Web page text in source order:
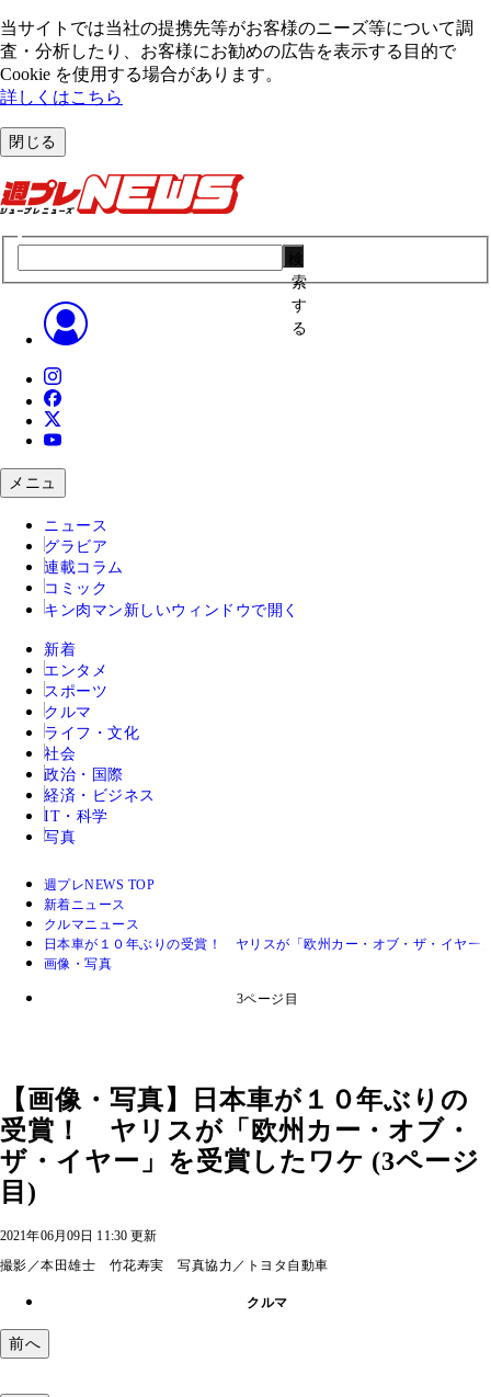
当サイトでは当社の提携先等がお客様のニーズ等について調
査・分析したり、お客様にお勧めの広告を表⽰する⽬的で
Cookie を使⽤する場合があります。
詳しくはこちら
閉じる
索
す
る
メニュ
ニュース
グラビア
連載コラム
コミック
キン肉マン 新しいウィンドウで開く
新着
エンタメ
スポーツ
クルマ
ライフ・文化
社会
政治・国際
経済・ビジネス
IT・科学
写真
週プレNEWS TOP
新着ニュース
クルマニュース
日本車が１０年ぶりの受賞！ ヤリスが「欧州カー・オブ・ザ・イヤー
画像・写真
3ページ目
【画像・写真】日本車が１０年ぶりの
受賞！ ヤリスが「欧州カー・オブ・
ザ・イヤー」を受賞したワケ (3ページ
目)
2021年06月09日 11:30 更新
撮影／本田雄士 竹花寿実 写真協力／トヨタ自動車
クルマ
前へ